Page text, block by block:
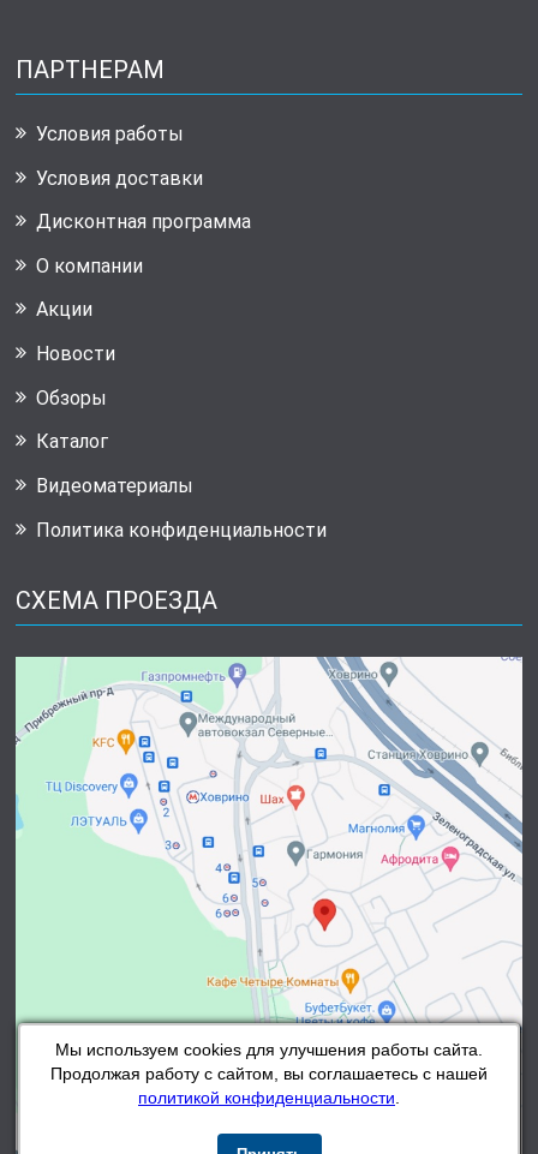
Мы используем cookies для улучшения работы сайта.
Продолжая работу с сайтом, вы соглашаетесь с нашей
политикой конфиденциальности
ПАРТНЕРАМ
Условия работы
Условия доставки
Дисконтная программа
О компании
Акции
Новости
Обзоры
Каталог
Видеоматериалы
Политика конфиденциальности
СХЕМА ПРОЕЗДА